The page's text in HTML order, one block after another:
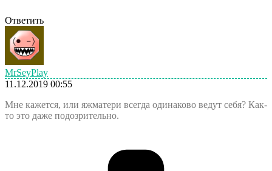
Ответить
MrSeyPlay
11.12.2019 00:55
Мне кажется, или яжматери всегда одинаково ведут себя? Как-
то это даже подозрительно.